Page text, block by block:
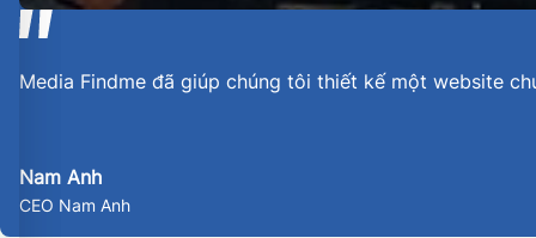
Media Findme đã giúp chúng tôi thiết kế một website
Nam Anh
CEO Nam Anh